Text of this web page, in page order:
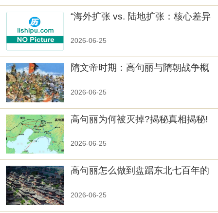
“海外扩张 vs. 陆地扩张：核心差异
2026-06-25
隋文帝时期：高句丽与隋朝战争概
2026-06-25
高句丽为何被灭掉?揭秘真相揭秘!
2026-06-25
高句丽怎么做到盘踞东北七百年的
2026-06-25